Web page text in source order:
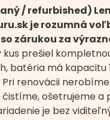
/ refurbished)
je rozumná
zárukou za
prešiel
batéria má kapacitu
Pri renovácii
ošetrujeme a
je bez